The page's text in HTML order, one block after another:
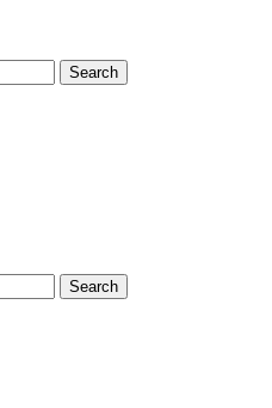
Search
Search